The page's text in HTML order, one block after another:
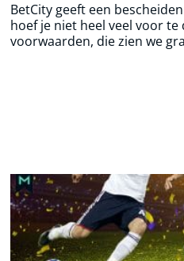
BetCity geeft een
hoef je niet heel veel voor te
voorwaarden, die zien we